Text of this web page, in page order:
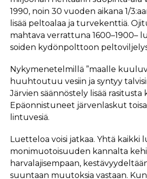
1990, noin 30 vuoden aikana 1/
lisää peltoalaa ja turvekenttiä.
mahtava verrattuna 1600–1900–
soiden kydönpolttoon
Nykymenetelmillä ”maalle
huuhtoutuu vesiin ja syntyy
Järvien säännöstely lisää rasitusta
Epäonnistuneet järvenlaskut
lintuvesiä.
Luetteloa voisi jatkaa. Yhtä kaikki
monimuotoisuuden kannalta
harvalajisempaan,
suuntaan muutoksia vastaan.